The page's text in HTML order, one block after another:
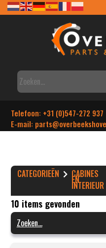
Telefoon: +31 (0)547-272 937
E-mail: parts
CATEGORIEËN CABINES
EN
INTERIEUR
10 items gevonden